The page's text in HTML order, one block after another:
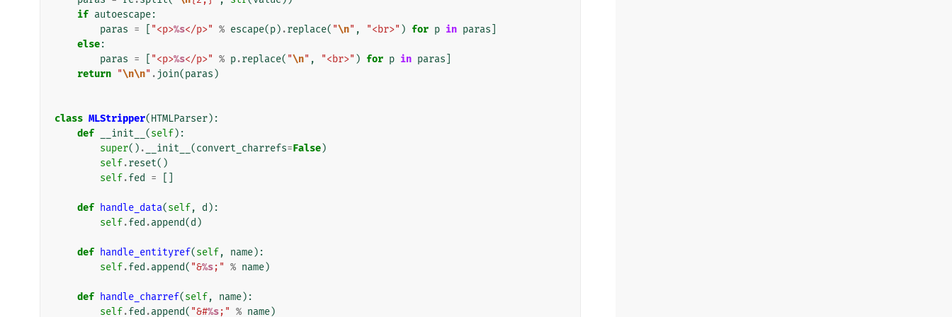
if autoescape:
paras = "<p>%s</p>" % escape(p) .replace( "\n" , "<br>" ) for p in paras
else:
paras = "<p>%s</p>" % p.replace( "\n" , "<br>" ) for p in paras
return "\n\n" . join(paras )
class MLStripper(HTMLParser):
def
__init__ (self):
super() . __init__ (convert_charrefs=False)
self.reset()
self.fed =
def handle_data(self, d ):
self.fed .append(d )
def handle_entityref(self, name):
self.fed .append( "&%s;" % name)
def handle_charref(self, name):
self.fed .append( "&#%s;" % name)